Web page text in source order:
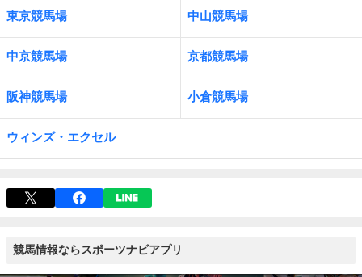
東京競馬場 中山競馬場
中京競馬場 京都競馬場
阪神競馬場 小倉競馬場
ウィンズ・エクセル
競馬情報ならスポーツナビアプリ